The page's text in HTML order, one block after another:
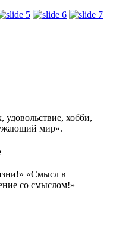
удовольствие, хобби,
мир».
«Смысл в
со смыслом!»